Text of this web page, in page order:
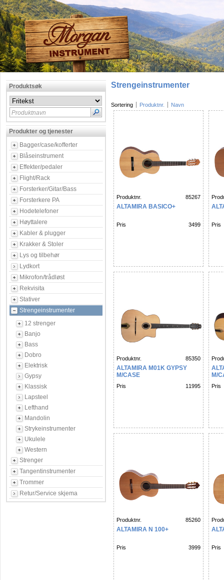
Produktsøk
Produktnavn
Produkter og tjenester
Bagger/case/kofferter
Blåseinstrument
Effekter/pedaler
Flight/Rack
Forsterker/Gitar/Bass
Forsterkere PA
Hodetelefoner
Høyttalere
Kabler & plugger
Krakker & Stoler
Lys og tilbehør
Lydkort
Mikrofon/trådløst
Rekvisita
Stativer
Strengeinstrumenter
12 strenger
Banjo
Bass
Dobro
Elektrisk
Gypsy
Klassisk
Lapsteel
Lefthand
Mandolin
Strykeinstrumenter
Ukulele
Western
Strenger
Tangentinstrumenter
Trommer
Retur/Service skjema
Strengeinstrumenter
Sortering Produktnr. Navn
Produktnr. 85267
ALTAMIRA BASICO+
Pris 3499 Pris
Produktnr. 85350
ALTAMIRA M01K GYPSY
M/CASE
Pris 11995
M/
Pris
Produktnr. 85260
ALTAMIRA N 100+
Pris 3999 Pris